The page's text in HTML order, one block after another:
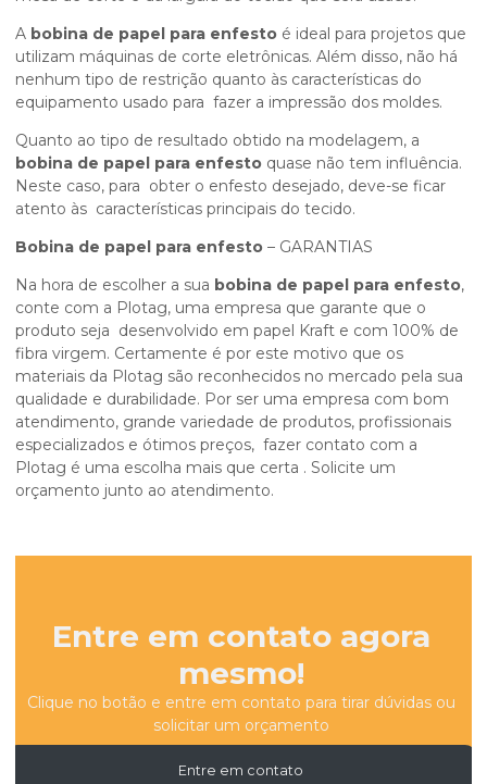
A bobina de papel para enfesto é ideal para projetos que
utilizam máquinas de corte eletrônicas. Além disso, não há
nenhum tipo de restrição quanto às características do
equipamento usado para fazer a impressão dos moldes.
Quanto ao tipo de resultado obtido na modelagem, a
bobina de papel para enfesto quase não tem influência.
Neste caso, para obter o enfesto desejado, deve-se ficar
atento às características principais do tecido.
Bobina de papel para enfesto – GARANTIAS
Na hora de escolher a sua bobina de papel para enfesto,
conte com a Plotag, uma empresa que garante que o
produto seja desenvolvido em papel Kraft e com 100% de
fibra virgem. Certamente é por este motivo que os
materiais da Plotag são reconhecidos no mercado pela sua
qualidade e durabilidade. Por ser uma empresa com bom
atendimento, grande variedade de produtos, profissionais
especializados e ótimos preços, fazer contato com a
Plotag é uma escolha mais que certa . Solicite um
orçamento junto ao atendimento.
Entre em contato agora
mesmo!
Clique no botão e entre em contato para tirar dúvidas ou
solicitar um orçamento
Entre em contato